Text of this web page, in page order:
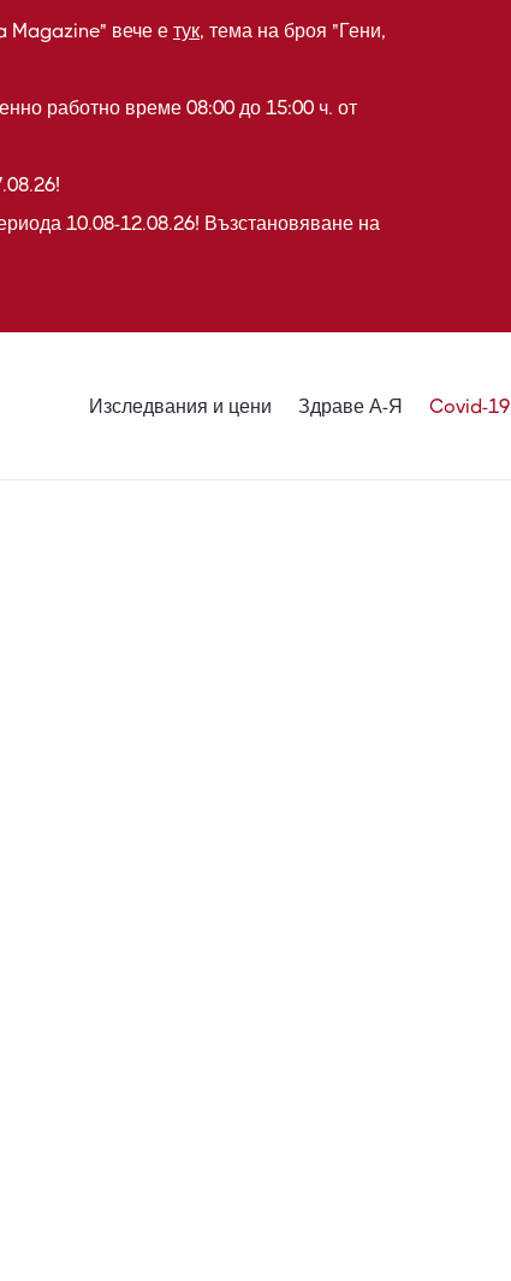
Magazine" вече е тук, тема на броя "Гени,
работно време 08:00 до 15:00 ч. от
10.08-12.08.26! Възстановяване на
Изследвания и цени Здраве А-Я Covid-19